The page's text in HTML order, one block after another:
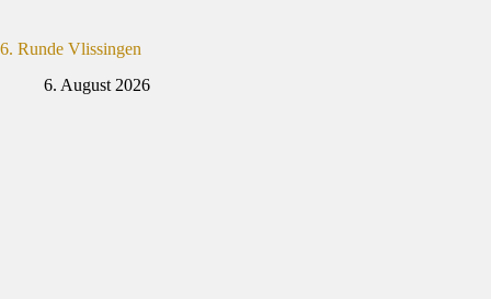
6. Runde Vlissingen
6. August 2026